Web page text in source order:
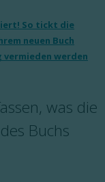
werden
was die
Buchs